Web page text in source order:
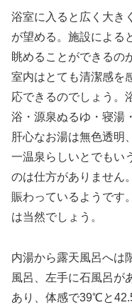
浴室に入ると広く大き
が望める。施設による
眺めることができるの
室内はとても清潔感を
応できるのでしょう。
浴・源泉ぬるゆ・寝湯
肝心なお湯は無色透明
一温泉らしいとでもい
のは仕方がありません
賑わっているようです
は当然でしょう。
内湯から露天風呂へは
風呂、左手に石風呂が
あり、体感で39℃と